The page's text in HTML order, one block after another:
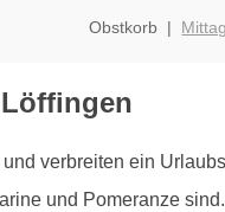
Obstkorb |
verbreiten ein
und Pomeranze